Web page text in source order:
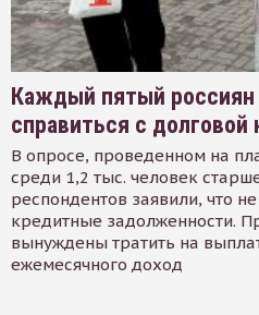
Каждый пятый
справиться с долговой
В опросе, проведенном на
среди 1,2 тыс. человек
респондентов заявили, что
кредитные задолженности.
вынуждены тратить на
ежемесячного доход